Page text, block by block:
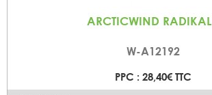
ARCTICWIND RADIKAL
W-A12192
PPC : 28,40€ TTC